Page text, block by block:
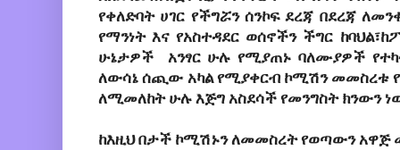
የቀለድባት ሀገር የችግሯን ሰንኮፍ ደረጃ በደረጃ
የማንነት እና የአስተዳደር ወሰኖችን ችግር
ሁኔታዎች  አንፃር ሁሉ የሚያጠኑ ባለሙያዎች
ለውሳኔ ሰጪው አካል የሚያቀርብ ኮሚሽን መመስረቱ
ለሚመለከት ሁሉ እጅግ አስደሳች የመንግስት ክንውን
ከእዚህ በታች ኮሚሽኑን ለመመስረት የወጣውን አዋጅ